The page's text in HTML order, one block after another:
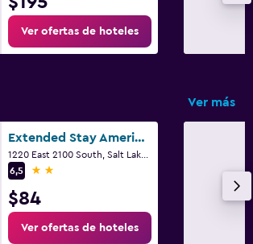
Ver ofertas de hoteles
Ver más
Extended Stay America Suites - Salt Lake City - Sugar House
6,5
2 estrellas
$84
Ver ofertas de hoteles